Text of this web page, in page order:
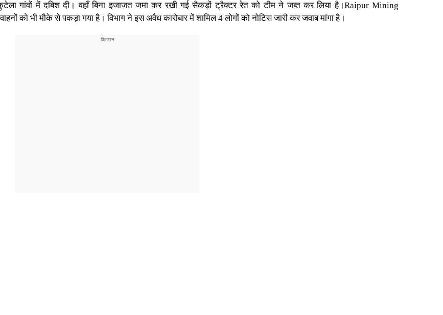
गांवों में दबिश दी। वहाँ बिना इजाजत जमा कर रखी गई सैकड़ों ट्रैक्टर रेत को टीम ने जब्त कर लिया है।Raipur Mining
को भी मौके से पकड़ा गया है। विभाग ने इस अवैध कारोबार में शामिल 4 लोगों को नोटिस जारी कर जवाब मांगा है।